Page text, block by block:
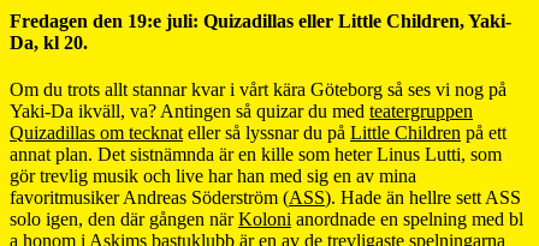
Fredagen den 19:e juli: Quizadillas eller Little Children, Yaki-
Da, kl 20.
Om du trots allt stannar kvar i vårt kära Göteborg så ses vi nog på
Yaki-Da ikväll, va? Antingen så quizar du med teatergruppen
Quizadillas om tecknat eller så lyssnar du på Little Children på ett
annat plan. Det sistnämnda är en kille som heter Linus Lutti, som
gör trevlig musik och live har han med sig en av mina
favoritmusiker Andreas Söderström (ASS). Hade än hellre sett ASS
solo igen, den där gången närKoloni anordnade en spelning med bl
a honom i Askims bastuklubb är en av de trevligaste spelningarna